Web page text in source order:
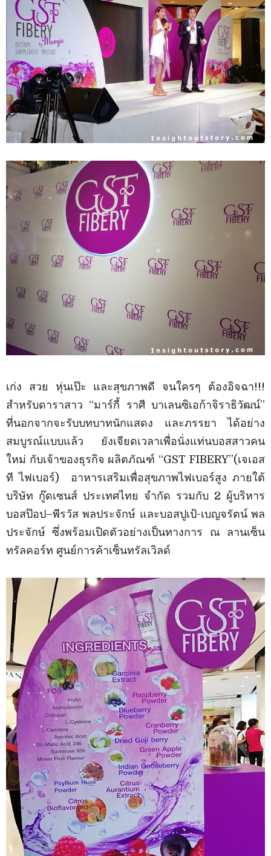
เก่ง สวย หุ่นเป๊ะ และสุขภาพดี จนใครๆ ต้องอิจฉา!!!
สำหรับดาราสาว “มาร์กี้ ราศี บาเลนซิเอก้าจิราธิวัฒน์”
ที่นอกจากจะรับบทบาทนักแสดง และภรรยา ได้อย่าง
สมบูรณ์แบบแล้ว ยังเจียดเวลาเพื่อนั่งแท่นบอสสาวคน
ใหม่ กับเจ้าของธุรกิจ ผลิตภัณฑ์ “GST FIBERY”(เจเอส
ที ไฟเบอร์) อาหารเสริมเพื่อสุขภาพไฟเบอร์สูง ภายใต้
บริษัท กู๊ดเซนส์ ประเทศไทย จำกัด รวมกับ 2 ผู้บริหาร
บอสป๊อป–พีรวัส พลประจักษ์ และบอสปูเป้-เบญจรัตน์ พล
ประจักษ์ ซึ่งพร้อมเปิดตัวอย่างเป็นทางการ ณ ลานเซ็น
ทรัลคอร์ท ศูนย์การค้าเซ็นทรัลเวิลด์